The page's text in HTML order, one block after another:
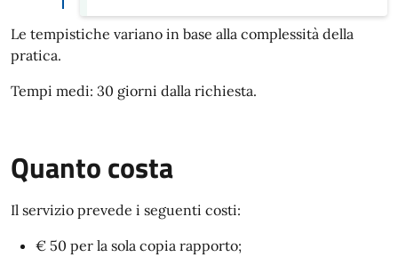
Le tempistiche variano in base alla complessità della
pratica.
Tempi medi: 30 giorni dalla richiesta.
Quanto costa
Il servizio prevede i seguenti costi:
€ 50 per la sola copia rapporto;